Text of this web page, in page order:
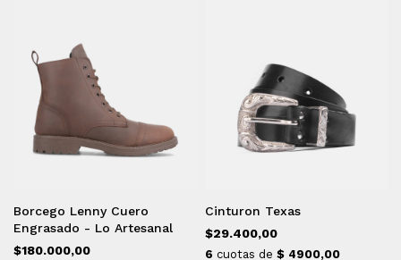
Borcego Lenny Cuero
Engrasado - Lo Artesanal
$180.000,00
Cinturon Texas
$29.400,00